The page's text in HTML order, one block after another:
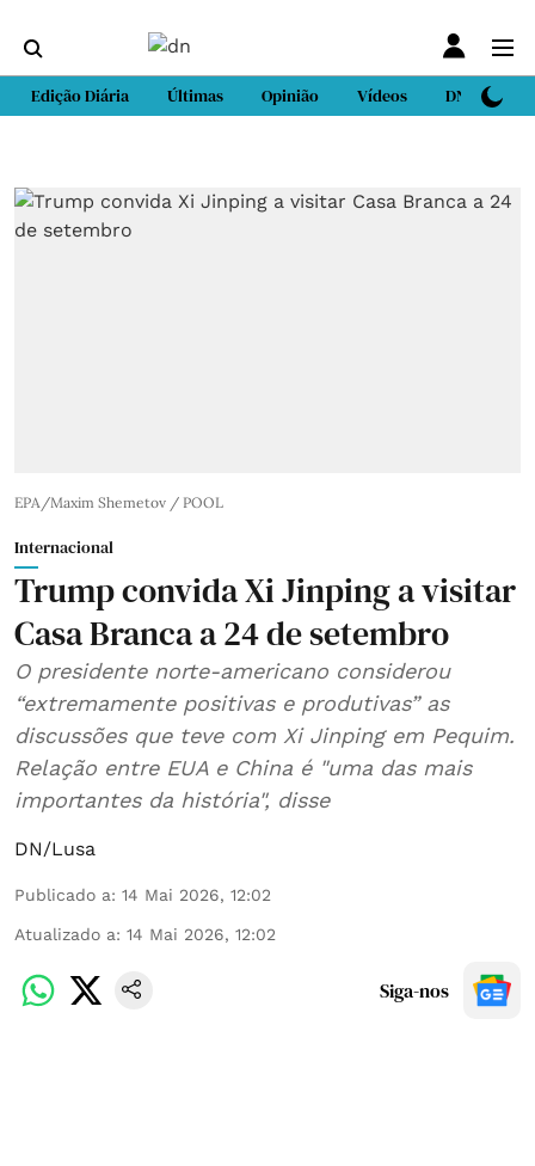
Edição Diária Últimas Opinião Vídeos DN Sport
EPA/Maxim Shemetov / POOL
Internacional
Trump convida Xi Jinping a visitar
Casa Branca a 24 de setembro
O presidente norte-americano considerou
“extremamente positivas e produtivas” as
discussões que teve com Xi Jinping em Pequim.
Relação entre EUA e China é "uma das mais
importantes da história", disse
DN/Lusa
Publicado a: 14 Mai 2026, 12:02
Atualizado a: 14 Mai 2026, 12:02
Siga-nos